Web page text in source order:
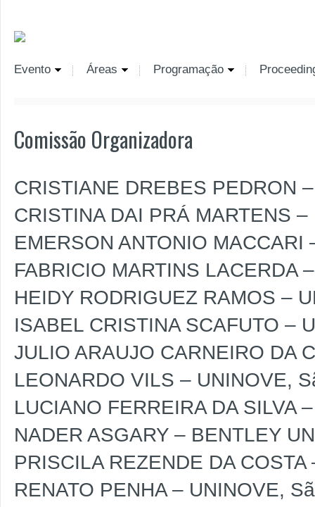
Evento Áreas Programação
Comissão Organizadora
CRISTIANE DREBES PEDRON
CRISTINA DAI PRÁ MARTENS
EMERSON ANTONIO
FABRICIO MARTINS LACERDA
HEIDY RODRIGUEZ RAMOS –
ISABEL CRISTINA SCAFUTO –
JULIO ARAUJO CARNEIRO DA
LEONARDO VILS – UNINOVE,
LUCIANO FERREIRA DA SILVA
NADER ASGARY – BENTLEY
PRISCILA REZENDE DA
RENATO PENHA – UNINOVE,